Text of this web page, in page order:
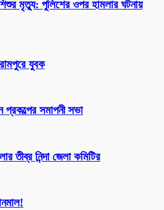
শিশুর মৃত্যু: পুলিশের ওপর হামলার ঘটনায়
যুবক
সমাপনী সভা
তীব্র নিন্দা জেলা কমিটির